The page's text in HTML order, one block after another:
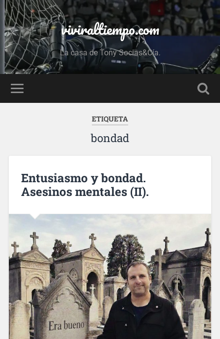
viviraltiempo.com
La casa de Tony Socias&Cía.
ETIQUETA
bondad
Entusiasmo y bondad.
Asesinos mentales (II).